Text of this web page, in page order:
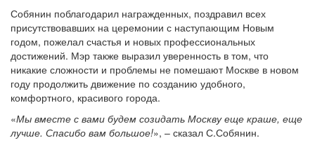
Собянин поблагодарил награжденных, поздравил всех
присутствовавших на церемонии с наступающим Новым
годом, пожелал счастья и новых профессиональных
достижений. Мэр также выразил уверенность в том, что
никакие сложности и проблемы не помешают Москве в новом
году продолжить движение по созданию удобного,
комфортного, красивого города.
«Мы вместе с вами будем созидать Москву еще краше, еще
лучше. Спасибо вам большое!», – сказал С.Собянин.